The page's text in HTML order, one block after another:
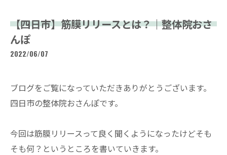
【四日市】筋膜リリースとは？｜整体院おさ
んぽ
2022/06/07
ブログをご覧になっていただきありがとうございます。
四日市の整体院おさんぽです。
今回は筋膜リリースって良く聞くようになったけどそも
そも何？というところを書いていきます。